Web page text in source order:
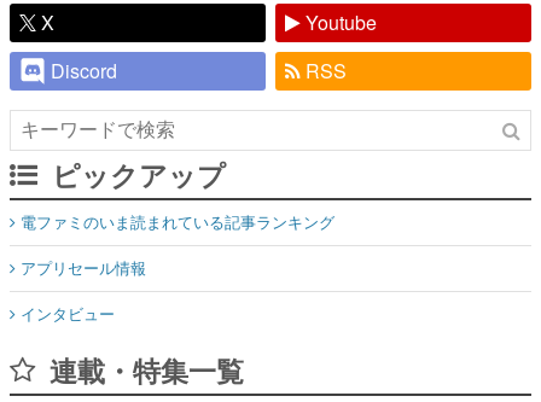
X
Youtube
Discord
RSS
ピックアップ
電ファミのいま読まれている記事ランキング
アプリセール情報
インタビュー
連載・特集一覧